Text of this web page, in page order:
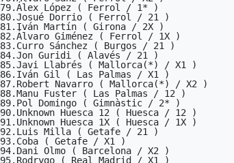
79.Álex López ( Ferrol / 1* )
80.Josué Dorrio ( Ferrol / 21 )
81.Iván Martín ( Girona / 2X )
82.Álvaro Giménez ( Ferrol / 1X )
83.Curro Sánchez ( Burgos / 21 )
84.Jon Guridi ( Alavés / 21 )
85.Javi Llabrés ( Mallorca(*) / X1 )
86.Iván Gil ( Las Palmas / X1 )
87.Robert Navarro ( Mallorca(*) / X2 )
88.Manu Fuster ( Las Palmas / 12 )
89.Pol Domingo ( Gimnàstic / 2* )
90.Unknown Huesca 12 ( Huesca / 12 )
91.Unknown Huesca 1X ( Huesca / 1X )
92.Luis Milla ( Getafe / 21 )
93.Coba ( Getafe / X1 )
94.Dani Olmo ( Barcelona / X2 )
95.Rodrygo ( Real Madrid / X1 )